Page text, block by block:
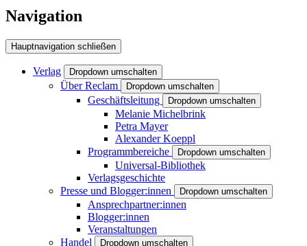
Navigation
Hauptnavigation schließen
Verlag Dropdown umschalten
Über Reclam Dropdown umschalten
Geschäftsleitung Dropdown umschalten
Melanie Michelbrink
Petra Mayer
Alexander Koeppl
Programmbereiche
Dropdown umschalten
Universal-Bibliothek
Verlagsgeschichte
Presse und Blogger:innen
Dropdown umschalten
Ansprechpartner:innen
Blogger:innen
Veranstaltungen
Handel
Dropdown umschalten